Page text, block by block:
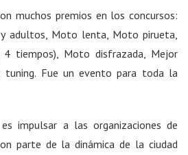
muchos premios en los concursos:
adultos, Moto lenta, Moto pirueta,
tiempos), Moto disfrazada, Mejor
tuning. Fue un evento para toda la
impulsar a las organizaciones de
parte de la dinámica de la ciudad